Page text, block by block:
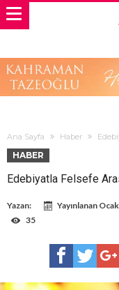
Ana Sayfa Haber
HABER
Edebiyatla Felsefe
Yazan: Yayınlanan
35